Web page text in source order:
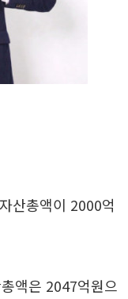
산총액이 2000억
액은 2047억원으